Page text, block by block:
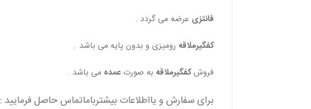
فانتزی عرضه می گردد .
کفگیرملاقه رومیزی و بدون پایه می باشد .
فروشکفگیرملاقه به صورت عمده می باشد .
برای سفارش و یااطلاعات بیشترباماتماس حاصل فرمایید :